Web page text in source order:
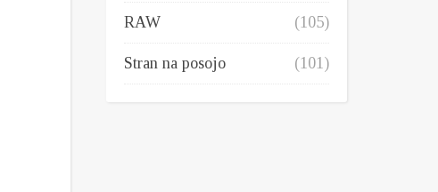
RAW (105)
Stran na posojo (101)